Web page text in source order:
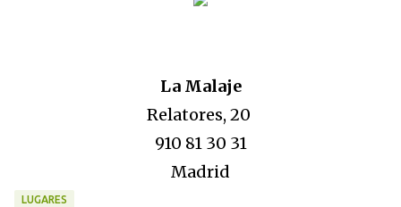
La Malaje
Relatores, 20
910 81 30 31
Madrid
LUGARES